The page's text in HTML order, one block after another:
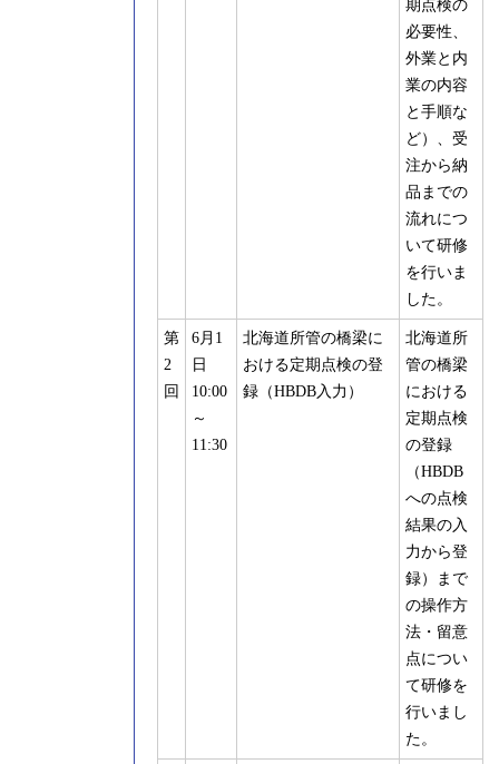
期点検の
必要性、
外業と内
業の内容
と手順な
ど）、受
注から納
品までの
流れにつ
いて研修
を行いま
した。
第
2
回
6月1
日
10:00
～
11:30
北海道所管の橋梁に
おける定期点検の登
録（HBDB入力）
北海道所
管の橋梁
における
定期点検
の登録
（HBDB
への点検
結果の入
力から登
録）まで
の操作方
法・留意
点につい
て研修を
行いまし
た。